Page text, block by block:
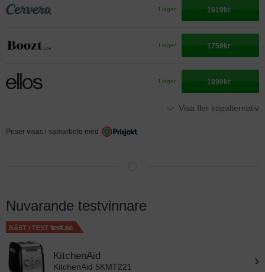
I lager 1619kr
I lager 1759kr
I lager 1899kr
Visa fler köpalternativ
Priser visas i samarbete med
Nuvarande testvinnare
BÄST I TEST
KitchenAid
KitchenAid 5KMT221 ›